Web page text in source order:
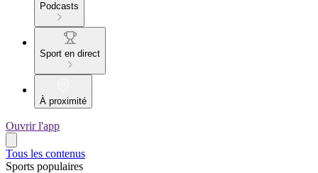
Podcasts
Sport en direct
À proximité
Ouvrir l'app
Tous les contenus
Sports populaires